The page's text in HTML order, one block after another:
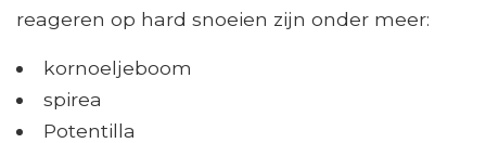
reageren op hard snoeien zijn onder meer:
kornoeljeboom
spirea
Potentilla